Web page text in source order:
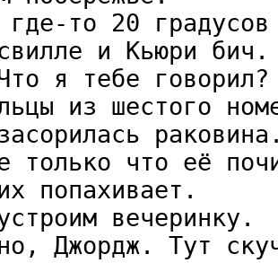
где-то 20 градусов
и Кьюри бич.
я тебе говорил?
из шестого
только что её
попахивает.
вечеринку.
Джордж. Тут